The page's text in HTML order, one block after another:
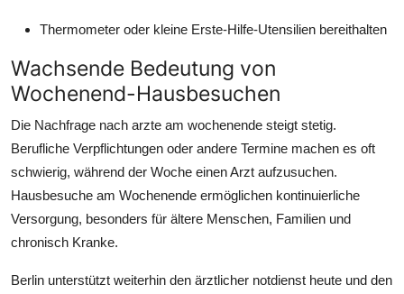
Thermometer oder kleine Erste-Hilfe-Utensilien bereithalten
Wachsende Bedeutung von
Wochenend-Hausbesuchen
Die Nachfrage nach arzte am wochenende steigt stetig.
Berufliche Verpflichtungen oder andere Termine machen es oft
schwierig, während der Woche einen Arzt aufzusuchen.
Hausbesuche am Wochenende ermöglichen kontinuierliche
Versorgung, besonders für ältere Menschen, Familien und
chronisch Kranke.
Berlin unterstützt weiterhin den ärztlicher notdienst heute und den